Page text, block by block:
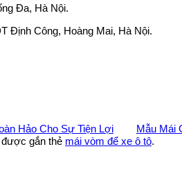
Đa, Hà Nội.
Định Công, Hoàng Mai, Hà Nội.
Hảo Cho Sự Tiện Lợi
Mẫu Mái
gắn thẻ mái vòm để xe ô tô.